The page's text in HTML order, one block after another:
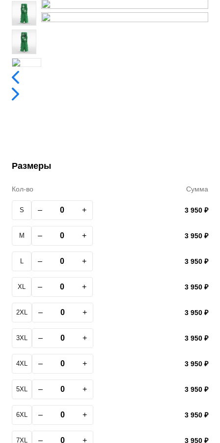
Размеры
Кол-во Сумма
S – + 3 950 ₽
M – + 3 950 ₽
L – + 3 950 ₽
XL – + 3 950 ₽
2XL – + 3 950 ₽
3XL – + 3 950 ₽
4XL – + 3 950 ₽
5XL – + 3 950 ₽
6XL – + 3 950 ₽
7XL – + 3 950 ₽